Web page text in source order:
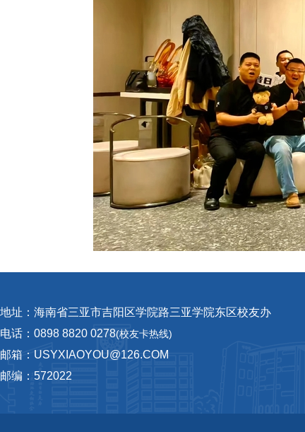
地址：海南省三亚市吉阳区学院路三亚学院东区校友办
电话：0898 8820 0278(校友卡热线)
邮箱：USYXIAOYOU@126.COM
邮编：572022